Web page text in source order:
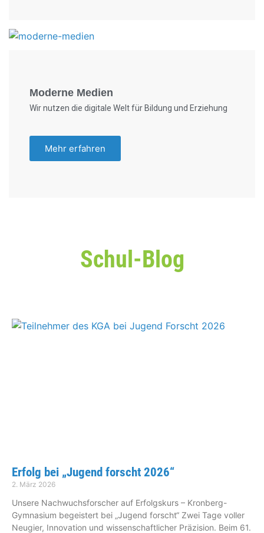
Moderne Medien
Wir nutzen die digitale Welt für Bildung und Erziehung
Mehr erfahren
Schul-Blog
Erfolg bei „Jugend forscht 2026“
2. März 2026
Unsere Nachwuchsforscher auf Erfolgskurs – Kronberg-
Gymnasium begeistert bei „Jugend forscht“ Zwei Tage voller
Neugier, Innovation und wissenschaftlicher Präzision. Beim 61.